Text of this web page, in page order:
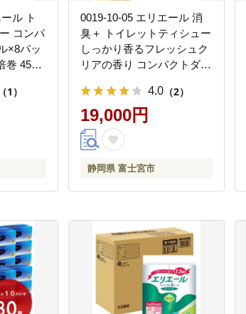
ル ト
コンパ
×8パッ
巻 45m
き 日用
（1）
0019-10-05 エリエール 消
臭＋ トイレットティシュー
しっかり香るフレッシュク
リアの香り コンパクトダブ
ル 1.5倍巻 37.5m トイレ
ットペーパー ダブル パル
プ100％ 消臭 防臭 日用品
消耗品 備蓄
4.0 （2）
19,000円
静岡県 富士宮市